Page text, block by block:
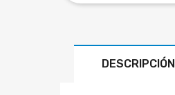
DESCRIPCIÓN